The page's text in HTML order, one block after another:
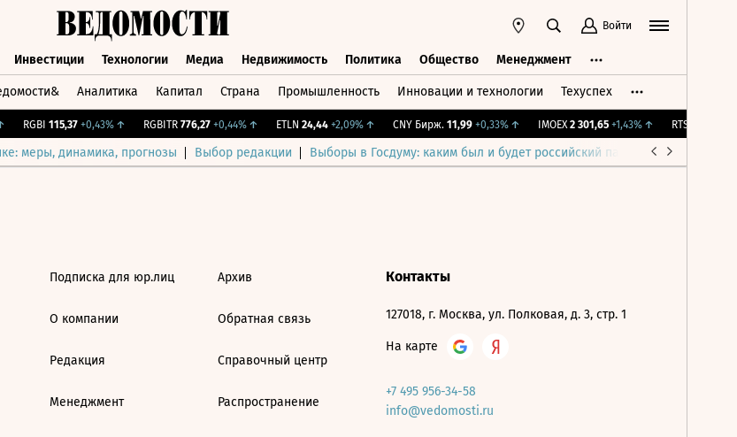
Войти
Инвестиции Технологии Медиа Недвижимость Политика Общество Менеджмент
Аналитика Капитал Страна Промышленность Инновации и технологии Техуспех
RGBI 115,37 +0,43%↑ RGBITR 776,27 +0,44%↑ ETLN 24,44 +2,09%↑ CNY Бирж. 11,99 +0,33%↑ IMOEX 2 301,65 +1,43%↑ RTSI
меры, динамика, прогнозы Выбор редакции Выборы в Госдуму: каким был и будет российский парламент
Подписка для юр.лиц
О компании
Редакция
Менеджмент
Архив
Обратная связь
Справочный центр
Распространение
Контакты
127018, г. Москва, ул. Полковая, д. 3, стр. 1
На карте
+7 495 956-34-58
info@vedomosti.ru